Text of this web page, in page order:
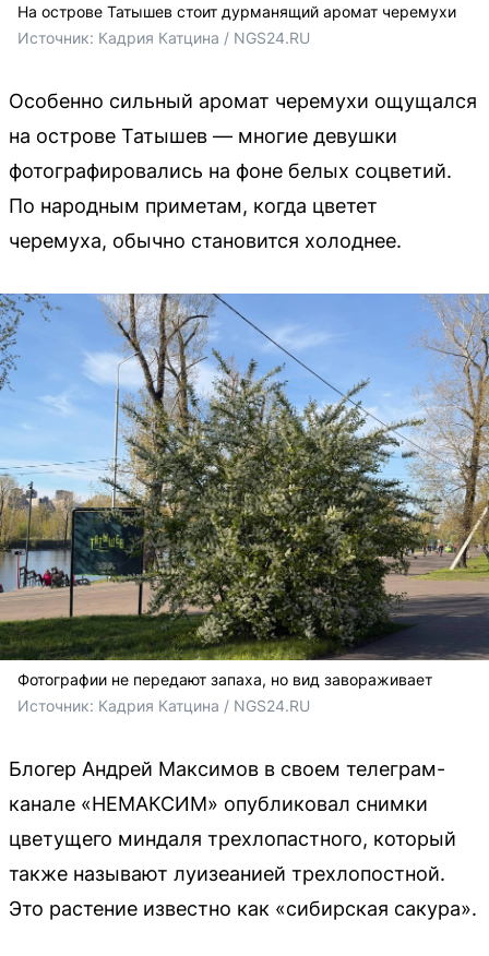
На острове Татышев стоит дурманящий аромат черемухи
Источник: Кадрия Катцина / NGS24.RU
Особенно сильный аромат черемухи ощущался
на острове Татышев — многие девушки
фотографировались на фоне белых соцветий.
По народным приметам, когда цветет
черемуха, обычно становится холоднее.
Фотографии не передают запаха, но вид завораживает
Источник: Кадрия Катцина / NGS24.RU
Блогер Андрей Максимов в своем телеграм-
канале «НЕМАКСИМ» опубликовал снимки
цветущего миндаля трехлопастного, который
также называют луизеанией трехлопостной.
Это растение известно как «сибирская сакура».